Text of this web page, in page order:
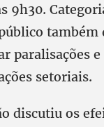
9h30.
também
paralisações e
setoriais.
discutiu os